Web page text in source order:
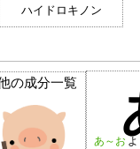
ハイドロキノン
の成分一覧
あ～お